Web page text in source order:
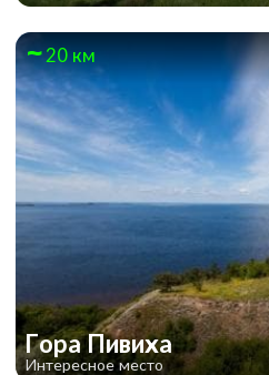
20 км
Гора Пивиха
Интересное место